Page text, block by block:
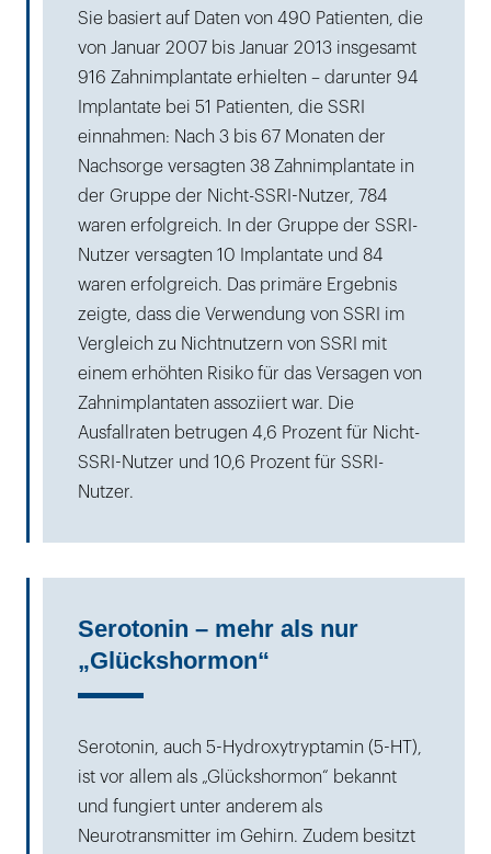
Sie basiert auf Daten von 490 Patienten, die
von Januar 2007 bis Januar 2013 insgesamt
916 Zahnimplantate erhielten – darunter 94
Implantate bei 51 Patienten, die SSRI
einnahmen: Nach 3 bis 67 Monaten der
Nachsorge versagten 38 Zahnimplantate in
der Gruppe der Nicht-SSRI-Nutzer, 784
waren erfolgreich. In der Gruppe der SSRI-
Nutzer versagten 10 Implantate und 84
waren erfolgreich. Das primäre Ergebnis
zeigte, dass die Verwendung von SSRI im
Vergleich zu Nichtnutzern von SSRI mit
einem erhöhten Risiko für das Versagen von
Zahnimplantaten assoziiert war. Die
Ausfallraten betrugen 4,6 Prozent für Nicht-
SSRI-Nutzer und 10,6 Prozent für SSRI-
Nutzer.
Serotonin – mehr als nur
„Glückshormon“
Serotonin, auch 5-Hydroxytryptamin (5-HT),
ist vor allem als „Glückshormon“ bekannt
und fungiert unter anderem als
Neurotransmitter im Gehirn. Zudem besitzt